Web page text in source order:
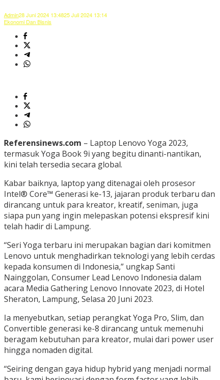
Admin28 Juni 2024 13:4825 Juli 2024 13:14
Ekonomi Dan Bisnis
Referensinews.com – Laptop Lenovo Yoga 2023,
termasuk Yoga Book 9i yang begitu dinanti-nantikan,
kini telah tersedia secara global.
Kabar baiknya, laptop yang ditenagai oleh prosesor
Intel® Core™ Generasi ke-13, jajaran produk terbaru dan
dirancang untuk para kreator, kreatif, seniman, juga
siapa pun yang ingin melepaskan potensi ekspresif kini
telah hadir di Lampung.
“Seri Yoga terbaru ini merupakan bagian dari komitmen
Lenovo untuk menghadirkan teknologi yang lebih cerdas
kepada konsumen di Indonesia,” ungkap Santi
Nainggolan, Consumer Lead Lenovo Indonesia dalam
acara Media Gathering Lenovo Innovate 2023, di Hotel
Sheraton, Lampung, Selasa 20 Juni 2023.
Ia menyebutkan, setiap perangkat Yoga Pro, Slim, dan
Convertible generasi ke-8 dirancang untuk memenuhi
beragam kebutuhan para kreator, mulai dari power user
hingga nomaden digital.
“Seiring dengan gaya hidup hybrid yang menjadi normal